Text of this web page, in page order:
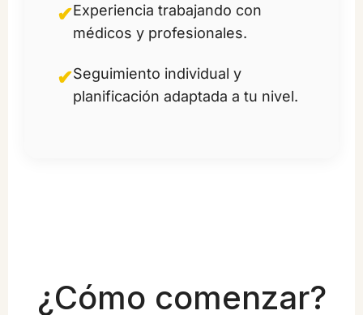
✔Experiencia trabajando con
médicos y profesionales.
✔Seguimiento individual y
planificación adaptada a tu nivel.
¿Cómo comenzar?